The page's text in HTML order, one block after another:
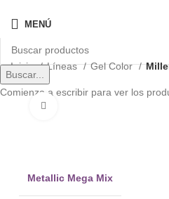
MENÚ
Inicio Líneas Gel Color
Metallic Mega Mix
Buscar...
Comienza a escribir para ver los